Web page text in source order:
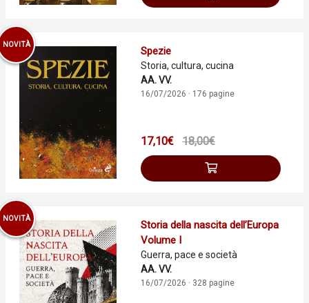
NOVITÀ
Spezie
Storia, cultura, cucina
AA. VV.
16/07/2026 · 176 pagine
17,10€ 18,00€
NOVITÀ
Storia della nascita dell’Europa
Volume I
Guerra, pace e società
AA. VV.
16/07/2026 · 328 pagine